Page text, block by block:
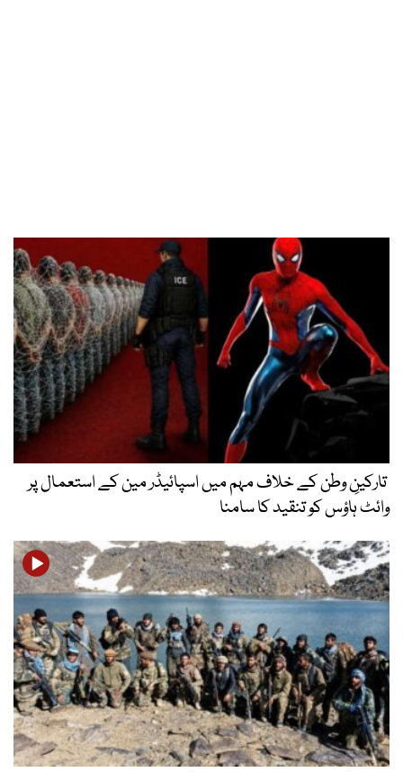
تارکینِ وطن کے خلاف مہم میں اسپائیڈر مین کے استعمال پر
وائٹ ہاؤس کو تنقید کا سامنا